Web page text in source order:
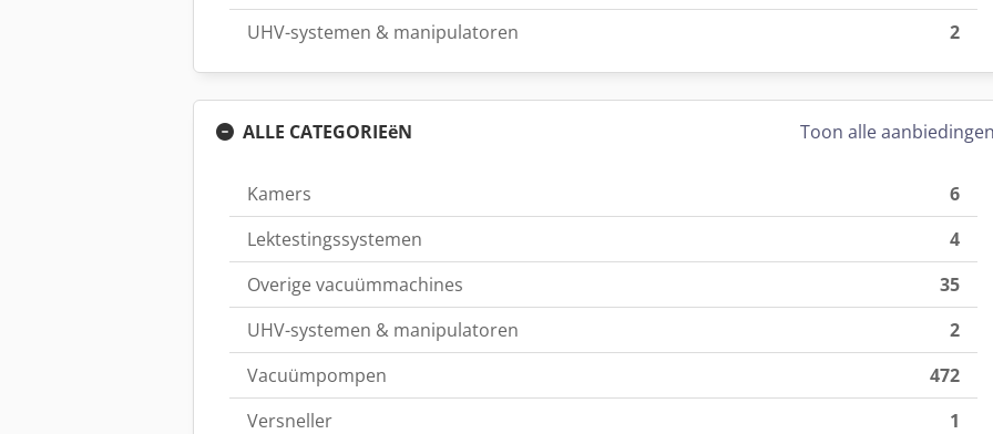
UHV-systemen & manipulatoren
2
ALLE CATEGORIEëN Toon alle
Kamers
6
Lektestingssystemen
4
Overige vacuümmachines
35
UHV-systemen & manipulatoren
2
Vacuümpompen
472
Versneller
1